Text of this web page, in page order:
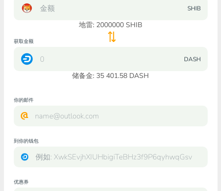
SHIB
地雷: 2000000 SHIB
获取金额
DASH
储备金: 35 401.58 DASH
你的邮件
到你的钱包
优惠券